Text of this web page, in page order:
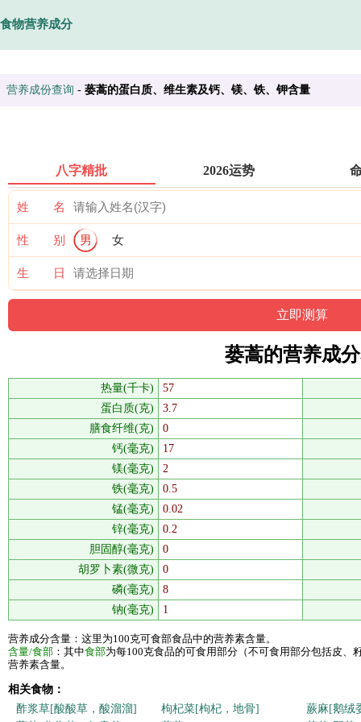
食物营养成分
营养成份查询 - 蒌蒿的蛋白质、维生素及钙、镁、铁、钾含量
八字精批 2026运势
姓 名
性 别 男 女
生 日
蒌蒿的营养成
热量(千卡)
57
蛋白质(克)
3.7
膳食纤维(克)
0
钙(毫克)
17
镁(毫克)
2
铁(毫克)
0.5
锰(毫克)
0.02
锌(毫克)
0.2
胆固醇(毫克)
0
胡罗卜素(微克)
0
磷(毫克)
8
钠(毫克)
1
营养成分含量：这里为100克可食部食品中的营养素含量。
含量/食部 ：其中食部为每100克食品的可食用部分（不可食用部分包括皮、
营养素含量。
相关食物：
酢浆草[酸酸草，酸溜溜]
枸杞菜[枸杞，地骨]
蕨麻[鹅绒